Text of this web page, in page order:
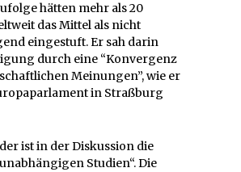
hätten mehr als 20
das Mittel als nicht
eingestuft. Er sah darin
durch eine “Konvergenz
Meinungen”, wie er
in Straßburg
ist in der Diskussion die
Studien“. Die